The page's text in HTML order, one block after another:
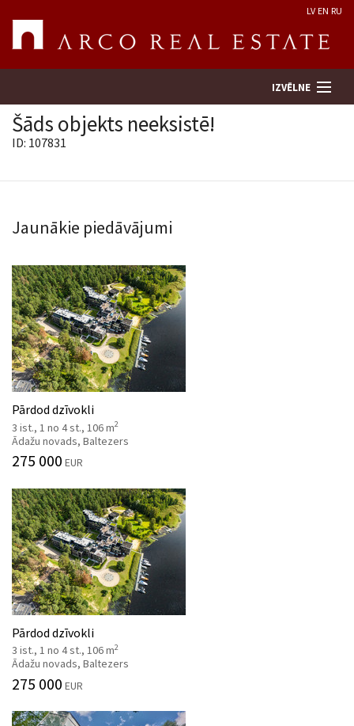
LV EN RU
IZVĒLNE
Uzņēmums
Pakalpojumi
Kontakti
Šāds objekts neeksistē!
ID: 107831
Jaunākie piedāvājumi
Pārdod dzīvokli
3 ist., 1 no 4 st., 106 m2
Ādažu novads, Baltezers
275 000 EUR
Pārdod dzīvokli
3 ist., 1 no 4 st., 106 m2
Ādažu novads, Baltezers
275 000 EUR